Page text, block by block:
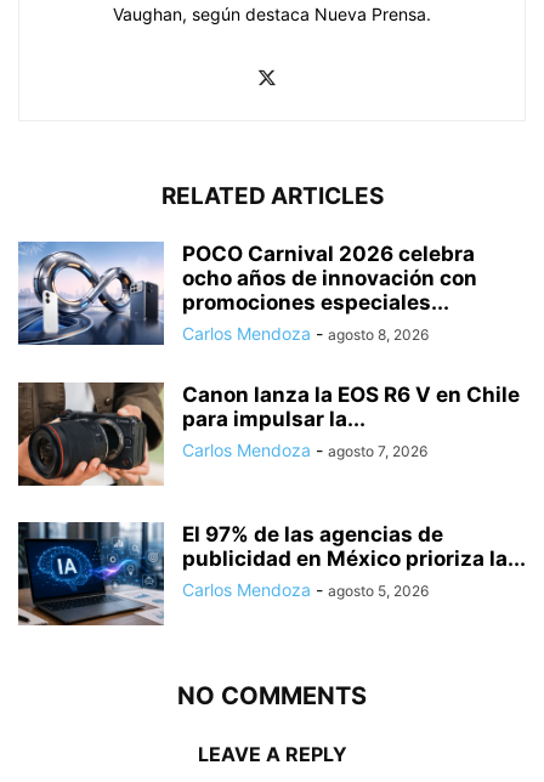
Vaughan, según destaca Nueva Prensa.
RELATED ARTICLES
POCO Carnival 2026 celebra
ocho años de innovación con
promociones especiales...
Carlos Mendoza - agosto 8, 2026
Canon lanza la EOS R6 V en Chile
para impulsar la...
Carlos Mendoza - agosto 7, 2026
El 97% de las agencias de
publicidad en México prioriza la...
Carlos Mendoza - agosto 5, 2026
NO COMMENTS
LEAVE A REPLY